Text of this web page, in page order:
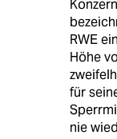
RWE
Höhe
für
nie